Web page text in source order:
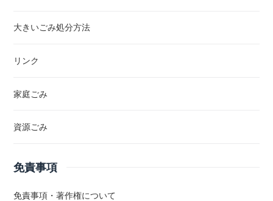
大きいごみ処分方法
リンク
家庭ごみ
資源ごみ
免責事項
免責事項・著作権について